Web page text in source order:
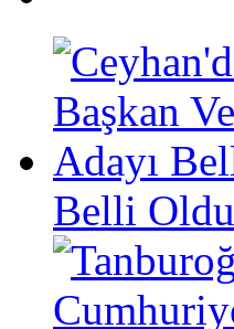
Belli Oldu